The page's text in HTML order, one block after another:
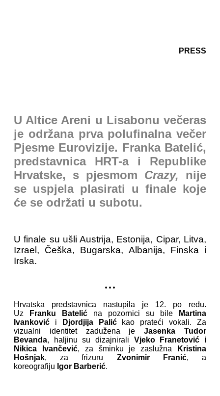
PRESS
U Altice Areni u Lisabonu večeras
je održana prva polufinalna večer
Pjesme Eurovizije. Franka Batelić,
predstavnica HRT-a i Republike
Hrvatske, s pjesmom Crazy, nije
se uspjela plasirati u finale koje
će se održati u subotu.
U finale su ušli Austrija, Estonija, Cipar, Litva,
Izrael, Češka, Bugarska, Albanija, Finska i
Irska.
...
Hrvatska predstavnica nastupila je 12. po redu.
Uz
Franku Batelić na pozornici su bile
Martina
Ivanković i Djordjija Palićkao prateći vokali. Za
vizualni identitet zadužena jeJasenka Tudor
Bevanda, haljinu su dizajnirali Vjeko Franetović i
Nikica Ivančević, za šminku je zaslužna
Kristina
Hošnjak, za frizuru Zvonimir Franić, a
koreografiju Igor Barberić.